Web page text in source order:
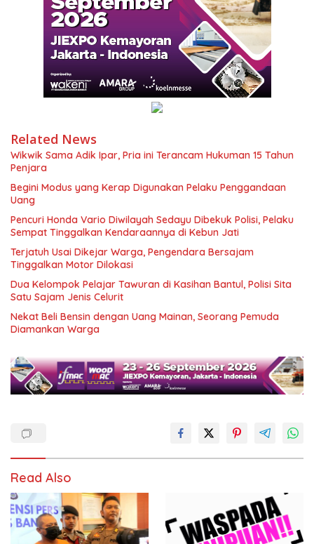
Related News
Wikwik Sama Adik Ipar, Pria ini Terancam Hukuman 15 Tahun
Penjara
Begini Modus yang Kerap Digunakan Pelaku Penggandaan
Uang
Pencuri Honda Vario Diwilayah Sedayu Dibekuk Polisi, Pelaku
Sempat Tinggalkan Kendaraannya di Kebun Jati
Terjatuh Usai Dikejar Warga, Pengendara Bersajam
Tinggalkan Motor Dilokasi
Dua Kelompok Pelajar Tawuran di Kasihan Bantul, Polisi Sita
Satu Sajam Jenis Celurit
Nekat Beli Bensin dengan Uang Mainan, Seorang Pemuda
Diamankan Warga
Read Also